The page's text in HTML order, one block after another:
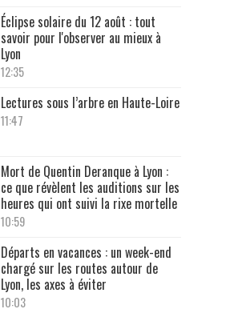
Éclipse solaire du 12 août : tout
savoir pour l'observer au mieux à
Lyon
12:35
Lectures sous l’arbre en Haute-Loire
11:47
Mort de Quentin Deranque à Lyon :
ce que révèlent les auditions sur les
heures qui ont suivi la rixe mortelle
10:59
Départs en vacances : un week-end
chargé sur les routes autour de
Lyon, les axes à éviter
10:03